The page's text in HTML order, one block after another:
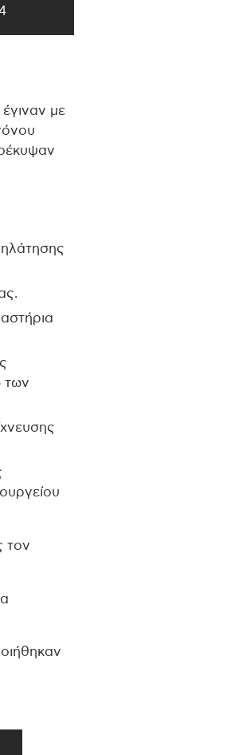
με
των
τον